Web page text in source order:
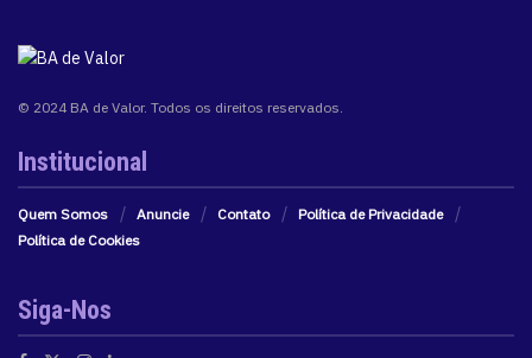
© 2024 BA de Valor. Todos os direitos reservados.
Institucional
Quem Somos Anuncie Contato
Política de Privacidade
Política de Cookies
Siga-Nos